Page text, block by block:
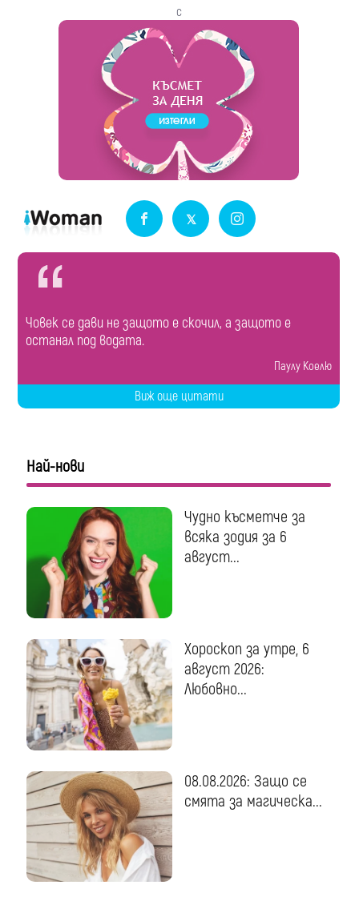
с
Човек се дави не защото е скочил, а защото е
останал под водата.
Паулу Коелю
Виж още цитати
Най-нови
Чудно късметче за
всяка зодия за 6
август...
Хороскоп за утре, 6
август 2026:
Любовно...
08.08.2026: Защо се
смята за магическа...